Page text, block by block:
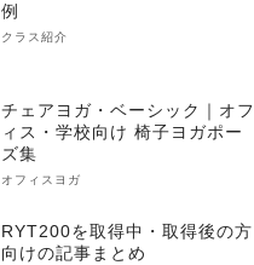
例
クラス紹介
チェアヨガ・ベーシック｜オフ
ィス・学校向け 椅子ヨガポー
ズ集
オフィスヨガ
RYT200を取得中・取得後の方
向けの記事まとめ